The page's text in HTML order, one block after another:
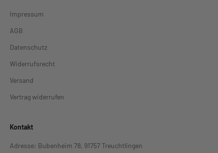
Impressum
AGB
Datenschutz
Widerrufsrecht
Versand
Vertrag widerrufen
Kontakt
Adresse: Bubenheim 78, 91757 Treuchtlingen